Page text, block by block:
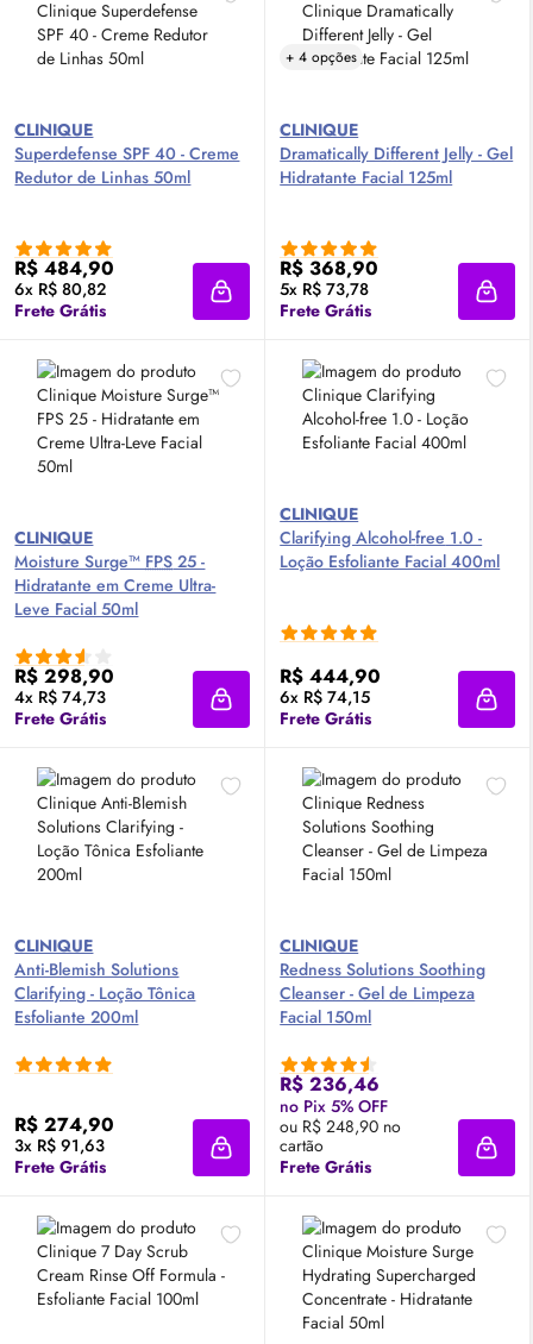
CLINIQUE
Superdefense SPF 40 - Creme
Redutor de Linhas 50ml
R$ 484,90
6x R$ 80,82
Frete Grátis
Adicionar à sacola
+ 4 opções
CLINIQUE
Dramatically Different Jelly - Gel
Hidratante Facial 125ml
R$ 368,90
5x R$ 73,78
Frete Grátis
CLINIQUE
Moisture Surge™FPS 25 -
Hidratante em Creme Ultra-
Leve Facial 50ml
R$ 298,90
4x R$ 74,73
Frete Grátis
Adicionar à sacola
CLINIQUE
Clarifying Alcohol-free 1.0 -
Loção Esfoliante Facial 400ml
R$ 444,90
6x R$ 74,15
Frete Grátis
CLINIQUE
Anti-Blemish Solutions
Clarifying - Loção Tônica
Esfoliante 200ml
R$ 274,90
3x R$ 91,63
Frete Grátis
Adicionar à sacola
CLINIQUE
Redness Solutions Soothing
Cleanser - Gel de Limpeza
Facial 150ml
R$ 236,46
no Pix 5% OFF
ou R$ 248,90 no
cartão
Frete Grátis